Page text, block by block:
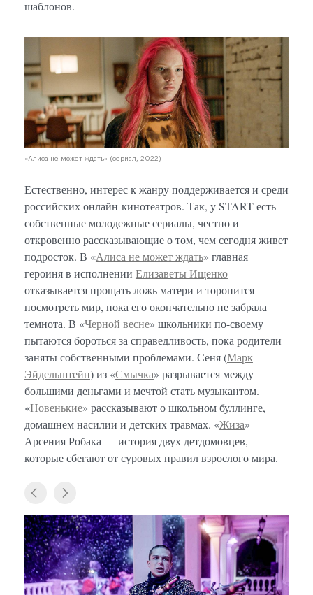
шаблонов.
«Алиса не может ждать» (сериал, 2022)
Естественно, интерес к жанру поддерживается и среди
российских онлайн-кинотеатров. Так, у START есть
собственные молодежные сериалы, честно и
откровенно рассказывающие о том, чем сегодня живет
подросток. В «Алиса не может ждать» главная
героиня в исполнении Елизаветы Ищенко
отказывается прощать ложь матери и торопится
посмотреть мир, пока его окончательно не забрала
темнота. В «Черной весне» школьники по-своему
пытаются бороться за справедливость, пока родители
заняты собственными проблемами. Сеня (Марк
Эйдельштейн) из «Смычка» разрывается между
большими деньгами и мечтой стать музыкантом.
«Новенькие» рассказывают о школьном буллинге,
домашнем насилии и детских травмах. «Жиза»
Арсения Робака — история двух детдомовцев,
которые сбегают от суровых правил взрослого мира.